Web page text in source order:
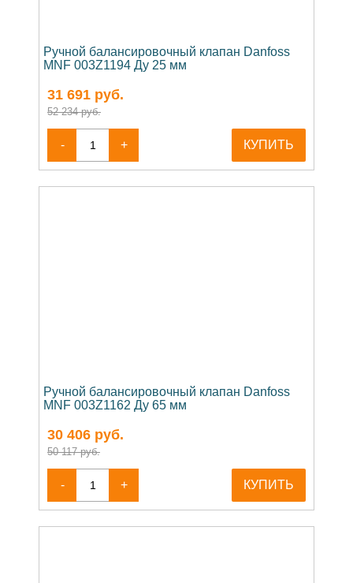
Ручной балансировочный клапан Danfoss
MNF 003Z1194 Ду 25 мм
31 691 руб.
52 234 руб.
- + КУПИТЬ
Ручной балансировочный клапан Danfoss
MNF 003Z1162 Ду 65 мм
30 406 руб.
50 117 руб.
- + КУПИТЬ